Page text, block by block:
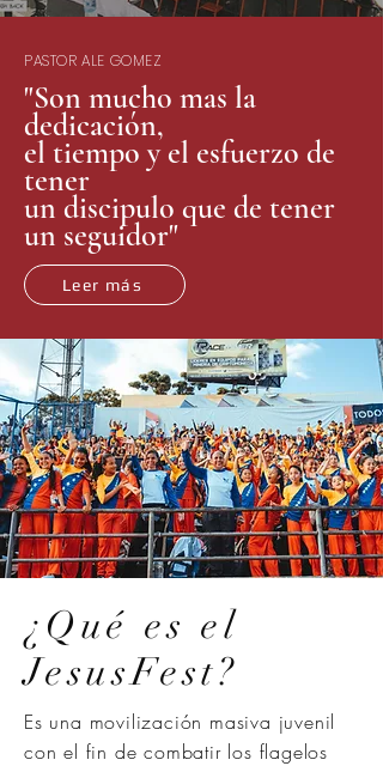
PASTOR ALE GOMEZ
"Son mucho mas la
dedicación,
el tiempo y el esfuerzo de
tener
un discipulo que de tener
un seguidor"
Leer más
¿Qué es el
JesusFest?
Es una movilización masiva juvenil
con el fin de combatir los flagelos